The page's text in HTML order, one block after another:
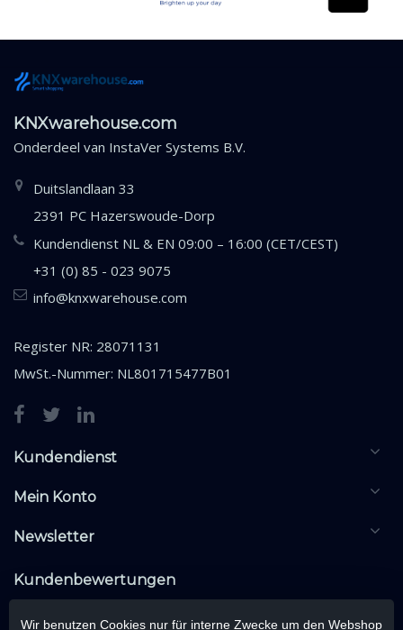
KNXwarehouse.com
Onderdeel van InstaVer Systems B.V.
Duitslandlaan 33
2391 PC Hazerswoude-Dorp
Kundendienst NL & EN 09:00 – 16:00 (CET/CEST)
+31 (0) 85 - 023 9075
info@knxwarehouse.com
Register NR: 28071131
MwSt.-Nummer: NL801715477B01
Kundendienst
Mein Konto
Newsletter
Kundenbewertungen
Wir benutzen Cookies nur für interne Zwecke um den Webshop